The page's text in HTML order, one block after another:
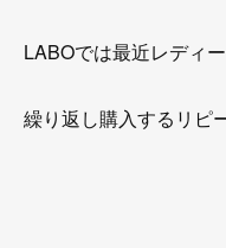
LABOでは最近レディ
繰り返し購入するリピ